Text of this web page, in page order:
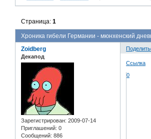
Хроника гибели Германии - мюнхенский
Страница:1
Zoidberg
Декапод
Зарегистрирован: 2009-07-14
Приглашений: 0
Сообщений: 886
Ссылка
0